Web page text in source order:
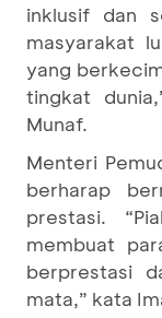
inklusif dan
masyarakat
yang
tingkat
Munaf.
Menteri
berharap
prestasi.
membuat
berprestasi
mata,” kata